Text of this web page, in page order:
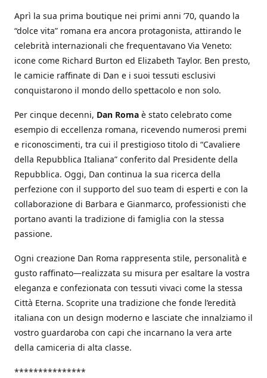
Aprì la sua prima boutique nei primi anni ’70, quando la
“dolce vita” romana era ancora protagonista, attirando le
celebrità internazionali che frequentavano Via Veneto:
icone come Richard Burton ed Elizabeth Taylor. Ben presto,
le camicie raffinate di Dan e i suoi tessuti esclusivi
conquistarono il mondo dello spettacolo e non solo.
Per cinque decenni, Dan Roma è stato celebrato come
esempio di eccellenza romana, ricevendo numerosi premi
e riconoscimenti, tra cui il prestigioso titolo di “Cavaliere
della Repubblica Italiana” conferito dal Presidente della
Repubblica. Oggi, Dan continua la sua ricerca della
perfezione con il supporto del suo team di esperti e con la
collaborazione di Barbara e Gianmarco, professionisti che
portano avanti la tradizione di famiglia con la stessa
passione.
Ogni creazione Dan Roma rappresenta stile, personalità e
gusto raffinato—realizzata su misura per esaltare la vostra
eleganza e confezionata con tessuti vivaci come la stessa
Città Eterna. Scoprite una tradizione che fonde l’eredità
italiana con un design moderno e lasciate che innalziamo il
vostro guardaroba con capi che incarnano la vera arte
della camiceria di alta classe.
***************